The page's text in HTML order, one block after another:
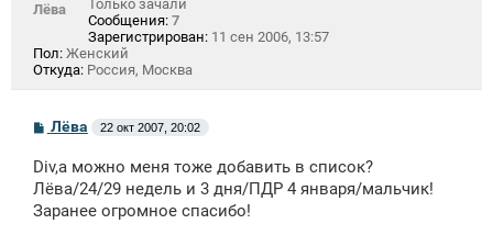
Лёва
Только зачали
Сообщения: 7
Зарегистрирован: 11 сен 2006, 13:57
Пол: Женский
Откуда: Россия, Москва
С
б
щ
н
Лёва 22 окт 2007, 20:02
Div,а можно меня тоже добавить в список?
Лёва/24/29 недель и 3 дня/ПДР 4 января/мальчик!
Заранее огромное спасибо!